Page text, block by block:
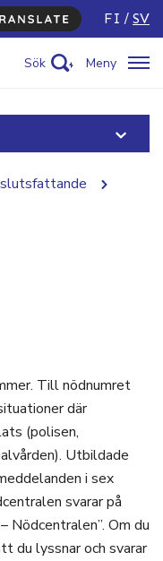
FI SV
Sök Meny
Till nödnumret
där
(polisen,
Utbildade
i sex
svarar på
Nödcentralen”. Om du
du lyssnar och svarar